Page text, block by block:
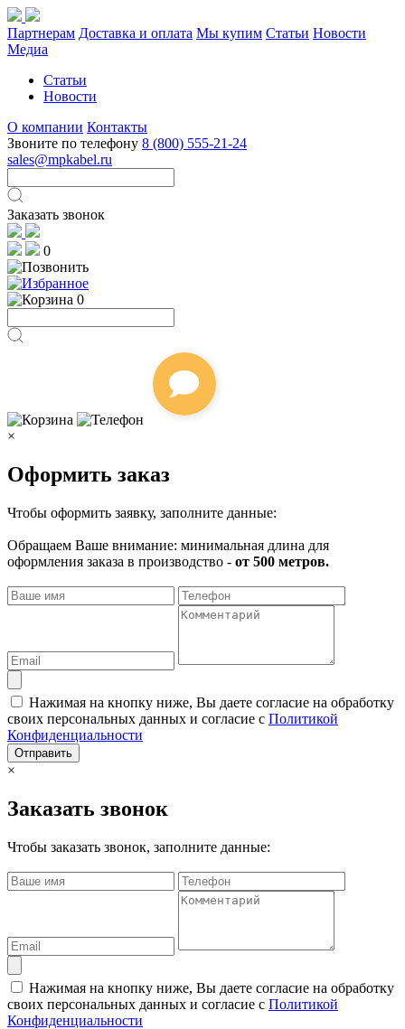
Партнерам Доставка и оплата Мы купим Статьи Новости
Медиа
Статьи
Новости
О компании Контакты
Звоните по телефону 8 (800) 555-21-24
sales@mpkabel.ru
Заказать звонок
0
0
×
Оформить заказ
Чтобы оформить заявку, заполните данные:
Обращаем Ваше внимание: минимальная длина для
оформления заказа в производство - от 500 метров.
Нажимая на кнопку ниже, Вы даете согласие на обработку
своих персональных данных и согласие с Политикой
Конфиденциальности
Отправить
×
Заказать звонок
Чтобы заказать звонок, заполните данные:
Нажимая на кнопку ниже, Вы даете согласие на обработку
своих персональных данных и согласие с Политикой
Конфиденциальности